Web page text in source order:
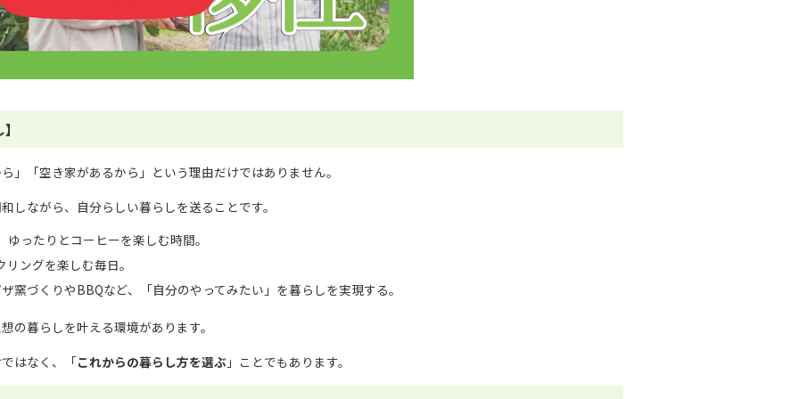
」「空き家があるから」という理由だけではありません。
しながら、自分らしい暮らしを送ることです。
ったりとコーヒーを楽しむ時間。
ングを楽しむ毎日。
窯づくりやBBQなど、「自分のやってみたい」を暮らしを実現する。
の暮らしを叶える環境があります。
はなく、「これからの暮らし方を選ぶ 」ことでもあります。